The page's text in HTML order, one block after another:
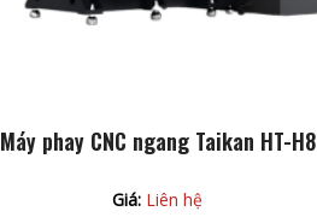
Máy phay CNC ngang Taikan HT-H8
Giá: Liên hệ